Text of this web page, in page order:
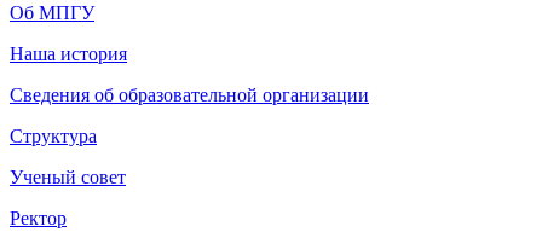
Об МПГУ
Наша история
Сведения об образовательной организации
Структура
Ученый совет
Ректор